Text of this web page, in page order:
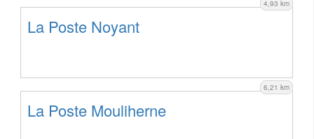
4,93 km
La Poste Noyant
6,21 km
La Poste Mouliherne